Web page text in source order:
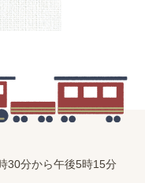
30分から午後5時15分